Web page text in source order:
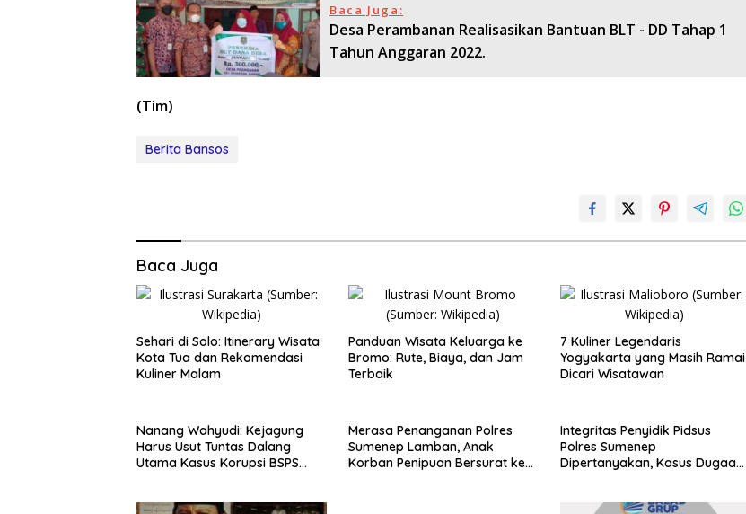
Baca Juga:
Desa Perambanan Realisasikan Bantuan BLT - DD Tahap 1
Tahun Anggaran 2022.
(Tim)
Berita Bansos
Baca Juga
Sehari di Solo: Itinerary Wisata
Kota Tua dan Rekomendasi
Kuliner Malam
Panduan Wisata Keluarga ke
Bromo: Rute, Biaya, dan Jam
Terbaik
7 Kuliner Legendaris
Yogyakarta yang Masih Ramai
Dicari Wisatawan
Nanang Wahyudi: Kejagung
Harus Usut Tuntas Dalang
Utama Kasus Korupsi BSPS
Merasa Penanganan Polres
Sumenep Lamban, Anak
Korban Penipuan Bersurat ke
Integritas Penyidik Pidsus
Polres Sumenep
Dipertanyakan, Kasus Dugaan